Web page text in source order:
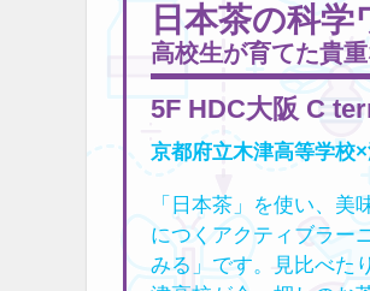
日本茶の科
高校生が育てた貴
5F HDC大阪 C
京都府立木津高等学校
「日本茶」を使い、
につくアクティブラー
みる」です。見比べた